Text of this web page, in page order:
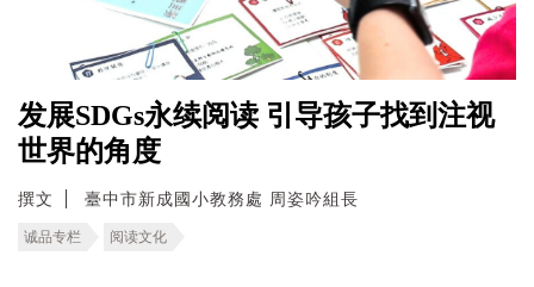
发展SDGs永续阅读 引导孩子找到注视
世界的角度
撰文 臺中市新成國小教務處 周姿吟組長
诚品专栏 阅读文化